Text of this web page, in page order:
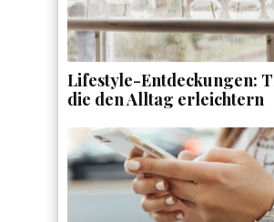
Lifestyle-Entdeckungen:
die den Alltag erleichtern